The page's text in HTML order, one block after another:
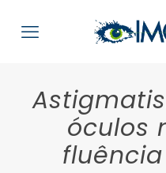
óculos